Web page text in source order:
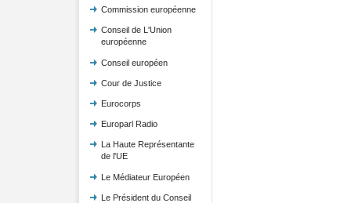
Commission européenne
Conseil de L'Union
européenne
Conseil européen
Cour de Justice
Eurocorps
Europarl Radio
La Haute Représentante
de l'UE
Le Médiateur Européen
Le Président du Conseil